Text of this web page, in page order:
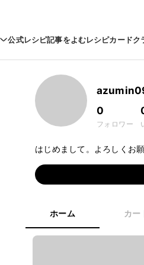
公式レシピ記事をよむレシピカードク
0
フォロワー
はじめまして。よろしくお
ホーム カー